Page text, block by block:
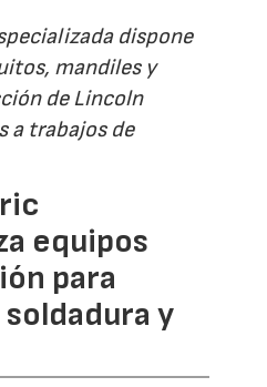
dispone
mandiles y
de Lincoln
a trabajos de
equipos
para
y